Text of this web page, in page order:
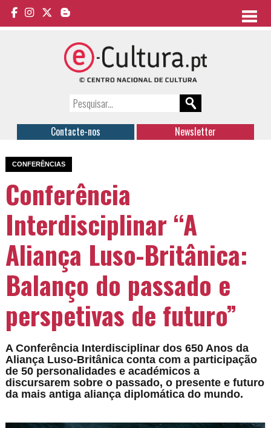
Contacte-nos Newsletter
CONFERÊNCIAS
Conferência
Interdisciplinar “A
Aliança Luso-Britânica:
Balanço do passado e
perspetivas de futuro”
A Conferência Interdisciplinar dos 650 Anos da
Aliança Luso-Britânica conta com a participação
de 50 personalidades e académicos a
discursarem sobre o passado, o presente e futuro
da mais antiga aliança diplomática do mundo.